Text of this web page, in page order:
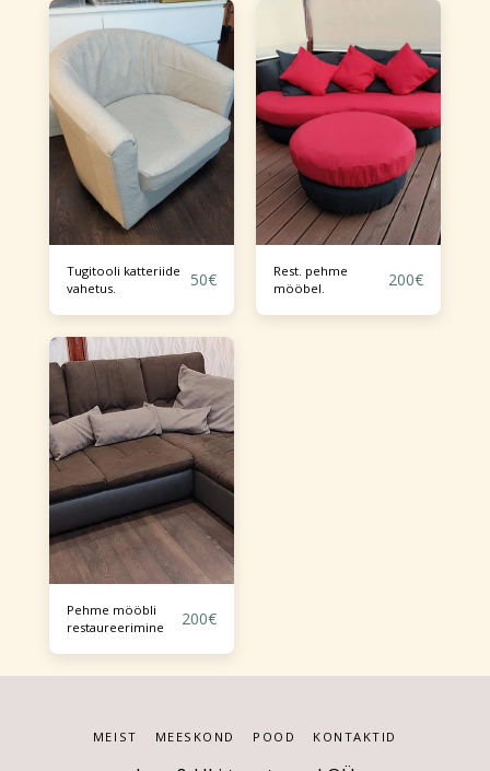
Tugitooli katteriide
vahetus.
50€
Rest. pehme
mööbel.
200€
Pehme mööbli
restaureerimine
200€
MEIST MEESKOND POOD KONTAKTID